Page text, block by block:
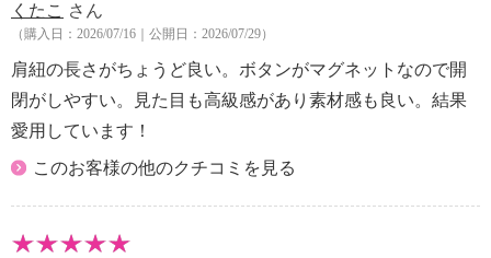
くたこ さん
（購入日：2026/07/16｜公開日：2026/07/29）
肩紐の長さがちょうど良い。ボタンがマグネットなので開
閉がしやすい。見た目も高級感があり素材感も良い。結果
愛用しています！
このお客様の他のクチコミを見る